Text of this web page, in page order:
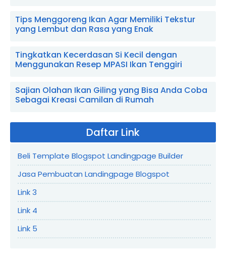
Tips Menggoreng Ikan Agar Memiliki Tekstur
yang Lembut dan Rasa yang Enak
Tingkatkan Kecerdasan Si Kecil dengan
Menggunakan Resep MPASI Ikan Tenggiri
Sajian Olahan Ikan Giling yang Bisa Anda Coba
Sebagai Kreasi Camilan di Rumah
Daftar Link
Beli Template Blogspot Landingpage Builder
Jasa Pembuatan Landingpage Blogspot
Link 3
Link 4
Link 5